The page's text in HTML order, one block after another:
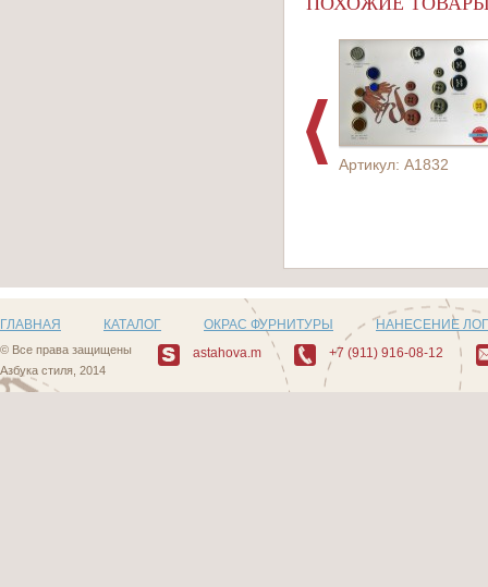
Артикул: A1832
ГЛАВНАЯ КАТАЛОГ ОКРАС ФУРНИТУРЫ НАНЕСЕНИЕ
© Все права защищены
Азбука стиля, 2014
astahova.m +7 (911) 916-08-12